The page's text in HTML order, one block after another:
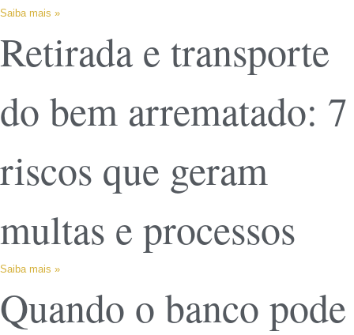
Saiba mais »
Retirada e transporte
do bem arrematado: 7
riscos que geram
multas e processos
Saiba mais »
Quando o banco pode